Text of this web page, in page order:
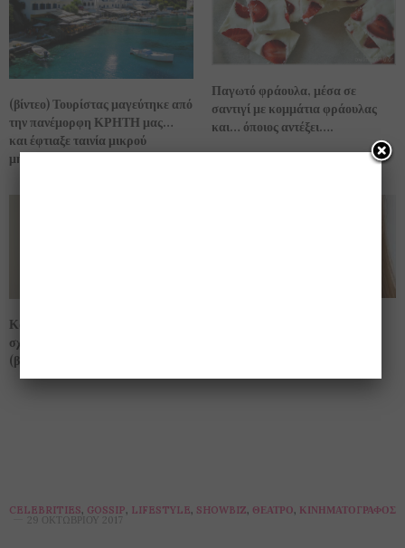
(βίντεο) Τουρίστας μαγεύτηκε από
την πανέμορφη ΚΡΗΤΗ μας…
και έφτιαξε ταινία μικρού
μήκους!!!
Παγωτό φράουλα, μέσα σε
σαντιγί με κομμάτια φράουλας
και… όποιος αντέξει….
Κουϊζ που άναψε φωτιές !! ….
σχετικά με ηλικίες επωνύμων …
(βίντεο)
CELEBRITIES, GOSSIP, LIFESTYLE, SHOWBIZ, ΘΈΑΤΡΟ, ΚΙΝΗΜΑΤΟΓΡΆΦΟΣ
29 ΟΚΤΩΒΡΊΟΥ 2017